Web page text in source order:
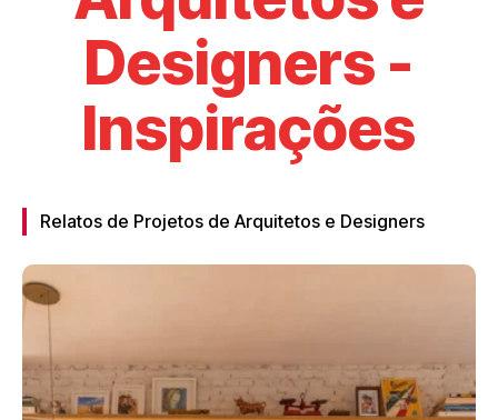
Designers -
Inspirações
Relatos de Projetos de Arquitetos e Designers